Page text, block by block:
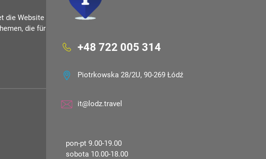
die Website
die für
+48 722 005 314
Piotrkowska 28/2U, 90-269 Łódź
it@lodz.travel
pon-pt 9.00-19.00
sobota 10.00-18.00